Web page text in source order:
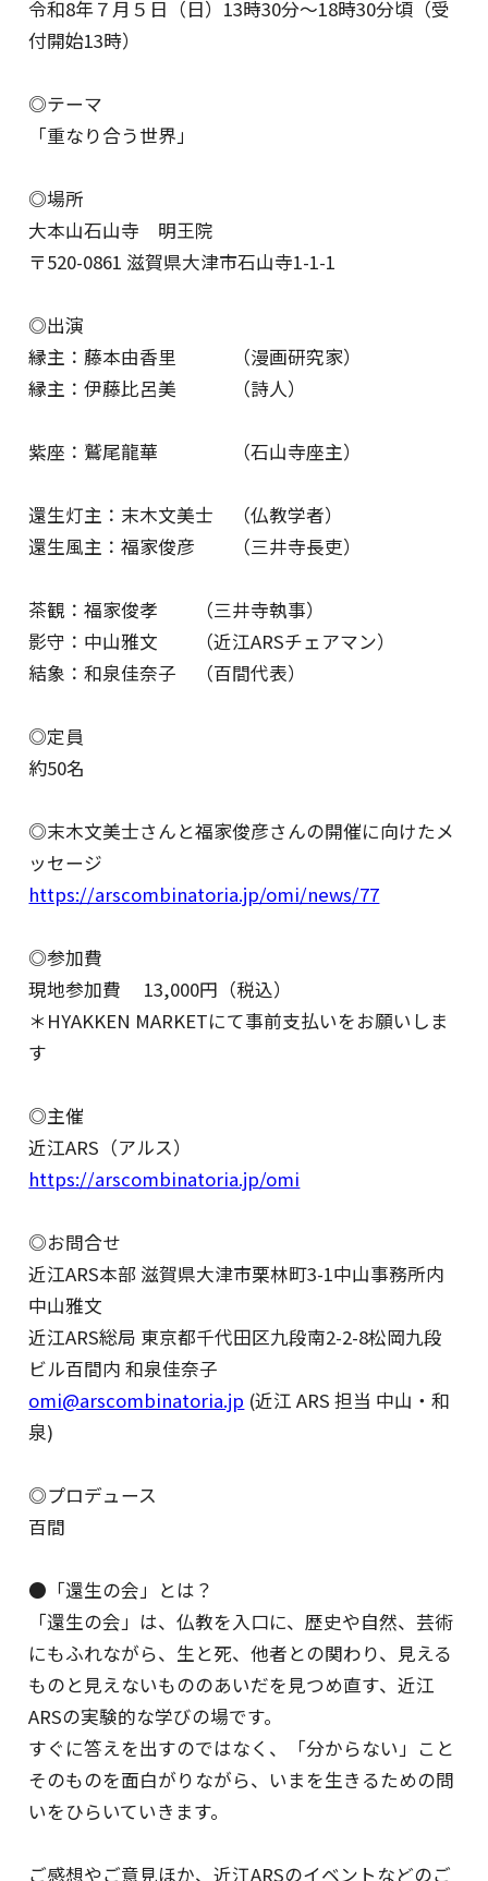
令和8年７月５日（日）13時30分〜18時30分頃（受
付開始13時）
◎テーマ
「重なり合う世界」
◎場所
大本山石山寺 明王院
〒520-0861 滋賀県大津市石山寺1-1-1
◎出演
縁主：藤本由香里 （漫画研究家）
縁主：伊藤比呂美 （詩人）
紫座：鷲尾龍華 （石山寺座主）
還生灯主：末木文美士 （仏教学者）
還生風主：福家俊彦 （三井寺長吏）
茶観：福家俊孝 （三井寺執事）
影守：中山雅文 （近江ARSチェアマン）
結象：和泉佳奈子 （百間代表）
◎定員
約50名
◎末木文美士さんと福家俊彦さんの開催に向けたメ
ッセージ
https://arscombinatoria.jp/omi/news/77
◎参加費
現地参加費 13,000円（税込）
＊HYAKKEN MARKETにて事前支払いをお願いしま
す
◎主催
近江ARS（アルス）
https://arscombinatoria.jp/omi
◎お問合せ
近江ARS本部 滋賀県大津市栗林町3-1中山事務所内
中山雅文
近江ARS総局 東京都千代田区九段南2-2-8松岡九段
ビル百間内 和泉佳奈子
omi@arscombinatoria.jp (近江 ARS 担当 中山・和
泉)
◎プロデュース
百間
●「還生の会」とは？
「還生の会」は、仏教を入口に、歴史や自然、芸術
にもふれながら、生と死、他者との関わり、見える
ものと見えないもののあいだを見つめ直す、近江
ARSの実験的な学びの場です。
すぐに答えを出すのではなく、「分からない」こと
そのものを面白がりながら、いまを生きるための問
いをひらいていきます。
ご感想やご意見ほか、近江ARSのイベントなどのご